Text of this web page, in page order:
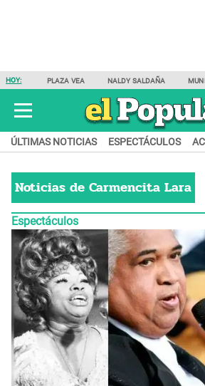
HOY: PLAZA VEA NALDY SALDAÑA
ÚLTIMAS NOTICIAS ESPECTÁCULOS
Noticias de Carmencita Lara
Espectáculos